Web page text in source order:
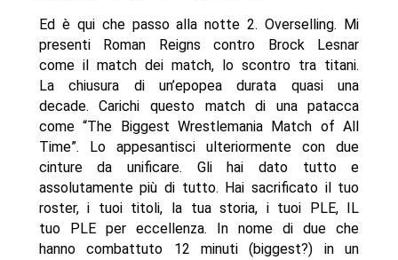
Ed è qui che passo alla notte 2. Overselling. Mi
presenti Roman Reigns contro Brock Lesnar
come il match dei match, lo scontro tra titani.
La chiusura di un’epopea durata quasi una
decade. Carichi questo match di una patacca
come “The Biggest Wrestlemania Match of All
Time”. Lo appesantisci ulteriormente con due
cinture da unificare. Gli hai dato tutto e
assolutamente più di tutto. Hai sacrificato il tuo
roster, i tuoi titoli, la tua storia, i tuoi PLE, IL
tuo PLE per eccellenza. In nome di due che
hanno combattuto 12 minuti (biggest?) in un